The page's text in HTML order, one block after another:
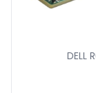
DELL